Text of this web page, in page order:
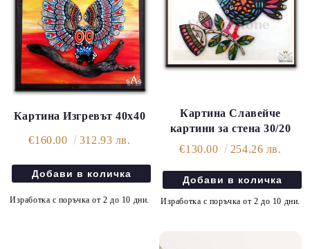
Картина Изгревът 40х40
€160.00 312.93 лв.
Изработка с поръчка от 2 до 10 дни.
Картина Славейче
картини за стена 30/20
€130.00
254.26 лв.
Изработка с поръчка от 2 до 10 дни.